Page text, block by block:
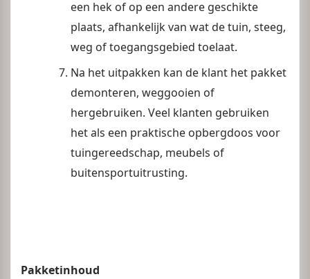
een hek of op een andere geschikte
plaats, afhankelijk van wat de tuin, steeg,
weg of toegangsgebied toelaat.
Na het uitpakken kan de klant het pakket
demonteren, weggooien of
hergebruiken. Veel klanten gebruiken
het als een praktische opbergdoos voor
tuingereedschap, meubels of
buitensportuitrusting.
Pakketinhoud